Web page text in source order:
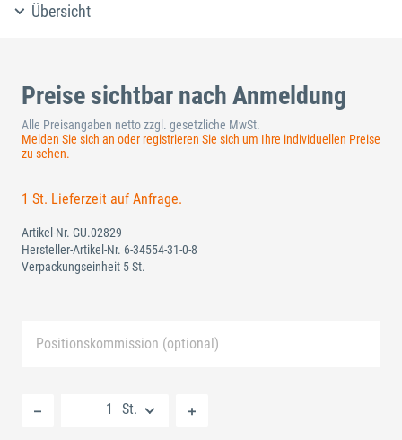
Übersicht
Preise sichtbar nach Anmeldung
Alle Preisangaben netto zzgl. gesetzliche MwSt.
Melden Sie sich an oder registrieren Sie sich um Ihre individuellen Preise
zu sehen.
1 St. Lieferzeit auf Anfrage.
Artikel-Nr. GU.02829
Hersteller-Artikel-Nr. 6-34554-31-0-8
Verpackungseinheit 5 St.
Positionskommission (optional)
St.